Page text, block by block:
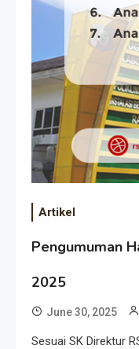
Artikel
Pengumuman
2025
June 30, 2025
Sesuai SK Direktur